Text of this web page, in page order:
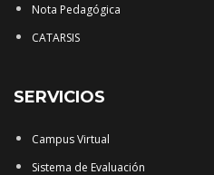
Nota Pedagógica
CATARSIS
SERVICIOS
Campus Virtual
Sistema de Evaluación